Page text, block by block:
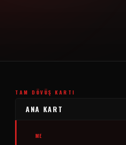
TAM DÖVÜŞ KARTI
ANA KART
ME